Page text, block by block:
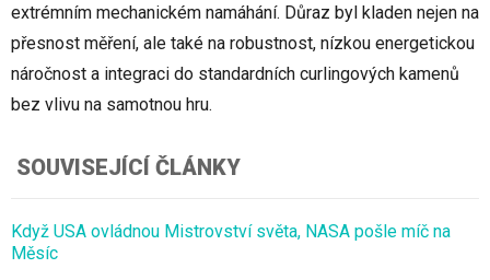
extrémním mechanickém namáhání. Důraz byl kladen nejen na
přesnost měření, ale také na robustnost, nízkou energetickou
náročnost a integraci do standardních curlingových kamenů
bez vlivu na samotnou hru.
SOUVISEJÍCÍ ČLÁNKY
Když USA ovládnou Mistrovství světa, NASA pošle míč na
Měsíc